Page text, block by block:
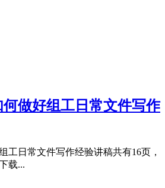
做好组工日常文件写作
工日常文件写作经验讲稿共有16页，
载...